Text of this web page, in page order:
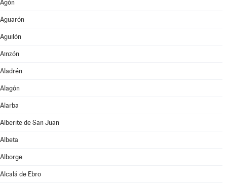
Agón
Aguarón
Aguilón
Ainzón
Aladrén
Alagón
Alarba
Alberite de San Juan
Albeta
Alborge
Alcalá de Ebro